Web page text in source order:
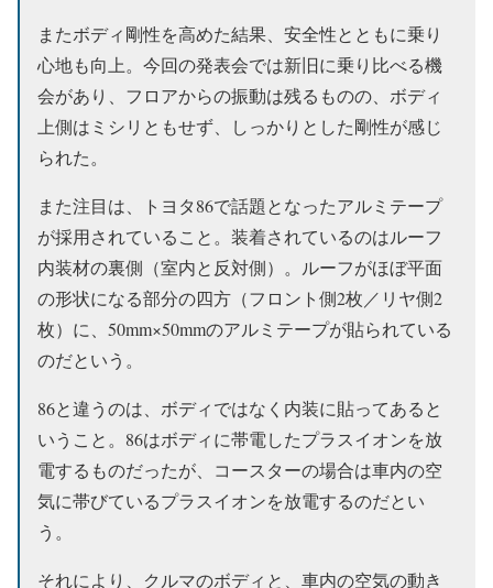
またボディ剛性を高めた結果、安全性とともに乗り
心地も向上。今回の発表会では新旧に乗り比べる機
会があり、フロアからの振動は残るものの、ボディ
上側はミシリともせず、しっかりとした剛性が感じ
られた。
また注目は、トヨタ86で話題となったアルミテープ
が採用されていること。装着されているのはルーフ
内装材の裏側（室内と反対側）。ルーフがほぼ平面
の形状になる部分の四方（フロント側2枚／リヤ側2
枚）に、50mm×50mmのアルミテープが貼られている
のだという。
86と違うのは、ボディではなく内装に貼ってあると
いうこと。86はボディに帯電したプラスイオンを放
電するものだったが、コースターの場合は車内の空
気に帯びているプラスイオンを放電するのだとい
う。
それにより、クルマのボディと、車内の空気の動き